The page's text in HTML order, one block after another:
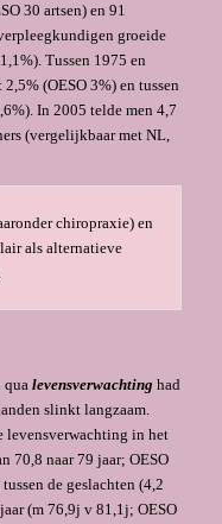
30 artsen) en 91
groeide
Tussen 1975 en
(OESO 3%) en tussen
In 2005 telde men 4,7
(vergelijkbaar met NL,
chiropraxie) en
als alternatieve
qua levensverwachting had
slinkt langzaam.
levensverwachting in het
70,8 naar 79 jaar; OESO
de geslachten (4,2
(m 76,9j v 81,1j; OESO